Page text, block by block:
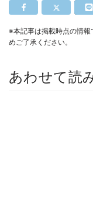
※本記事は掲載時点の情
めご了承ください。
あわせて読